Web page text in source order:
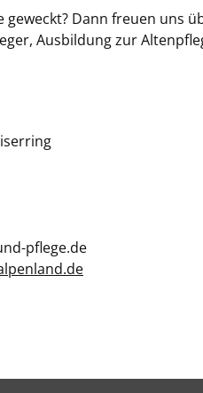
geweckt? Dann freuen uns
Ausbildung zur
pflege.de